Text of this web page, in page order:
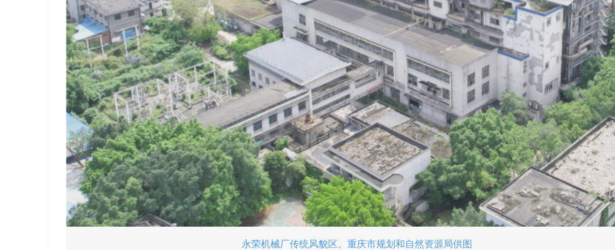
永荣机械厂传统风貌区。重庆市规划和自然资源局供图